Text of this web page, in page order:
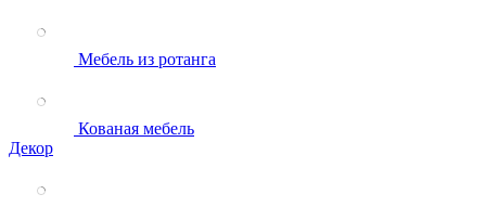
Мебель из ротанга
Кованая мебель
Декор